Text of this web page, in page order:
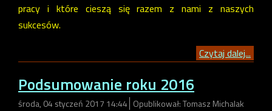
pracy i które cieszą się razem z nami z naszych
sukcesów.
Czytaj dalej...
Podsumowanie roku 2016
środa, 04 styczeń 2017 14:44 Opublikował: Tomasz Michalak